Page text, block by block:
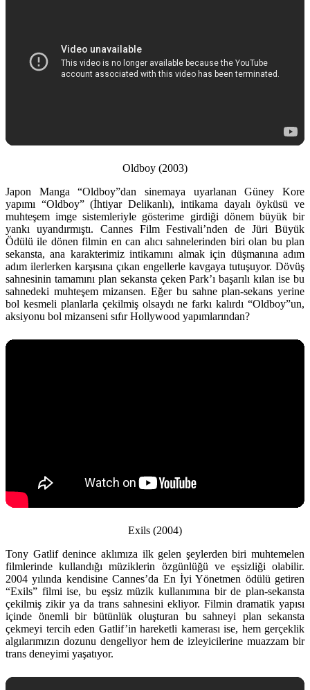
Oldboy (2003)
Japon Manga “Oldboy”dan sinemaya uyarlanan Güney Kore
yapımı “Oldboy” (İhtiyar Delikanlı), intikama dayalı öyküsü ve
muhteşem imge sistemleriyle gösterime girdiği dönem büyük bir
yankı uyandırmıştı. Cannes Film Festivali’nden de Jüri Büyük
Ödülü ile dönen filmin en can alıcı sahnelerinden biri olan bu plan
sekansta, ana karakterimiz intikamını almak için düşmanına adım
adım ilerlerken karşısına çıkan engellerle kavgaya tutuşuyor. Dövüş
sahnesinin tamamını plan sekansta çeken Park’ı başarılı kılan ise bu
sahnedeki muhteşem mizansen. Eğer bu sahne plan-sekans yerine
bol kesmeli planlarla çekilmiş olsaydı ne farkı kalırdı “Oldboy”un,
aksiyonu bol mizanseni sıfır Hollywood yapımlarından?
Exils (2004)
Tony Gatlif denince aklımıza ilk gelen şeylerden biri muhtemelen
filmlerinde kullandığı müziklerin özgünlüğü ve eşsizliği olabilir.
2004 yılında kendisine Cannes’da En İyi Yönetmen ödülü getiren
“Exils” filmi ise, bu eşsiz müzik kullanımına bir de plan-sekansta
çekilmiş zikir ya da trans sahnesini ekliyor. Filmin dramatik yapısı
içinde önemli bir bütünlük oluşturan bu sahneyi plan sekansta
çekmeyi tercih eden Gatlif’in hareketli kamerası ise, hem gerçeklik
algılarımızın dozunu dengeliyor hem de izleyicilerine muazzam bir
trans deneyimi yaşatıyor.